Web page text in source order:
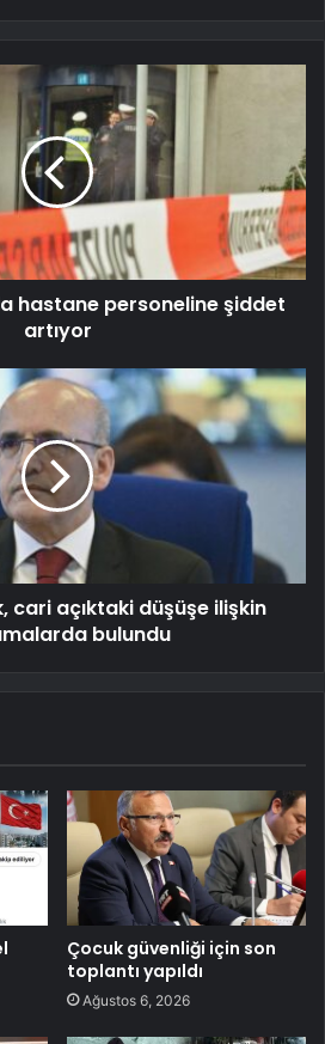
hastane personeline şiddet
artıyor
cari açıktaki düşüşe ilişkin
bulundu
Çocuk güvenliği için son
toplantı yapıldı
Ağustos 6, 2026